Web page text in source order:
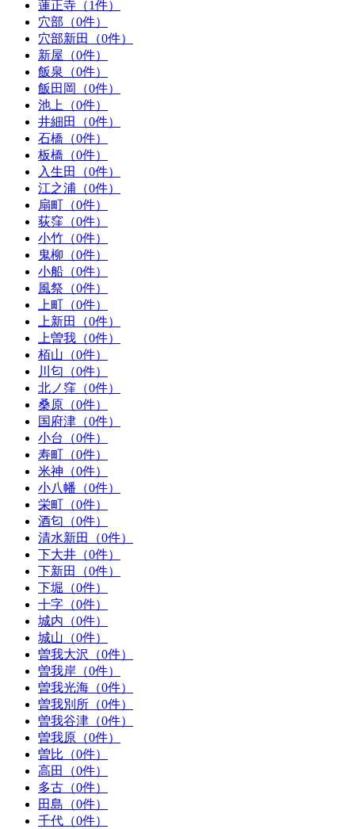
蓮正寺（1件）
穴部（0件）
穴部新田（0件）
新屋（0件）
飯泉（0件）
飯田岡（0件）
池上（0件）
井細田（0件）
石橋（0件）
板橋（0件）
入生田（0件）
江之浦（0件）
扇町（0件）
荻窪（0件）
小竹（0件）
鬼柳（0件）
小船（0件）
風祭（0件）
上町（0件）
上新田（0件）
上曽我（0件）
栢山（0件）
川匂（0件）
北ノ窪（0件）
桑原（0件）
国府津（0件）
小台（0件）
寿町（0件）
米神（0件）
小八幡（0件）
栄町（0件）
酒匂（0件）
清水新田（0件）
下大井（0件）
下新田（0件）
下堀（0件）
十字（0件）
城内（0件）
城山（0件）
曽我大沢（0件）
曽我岸（0件）
曽我光海（0件）
曽我別所（0件）
曽我谷津（0件）
曽我原（0件）
曽比（0件）
高田（0件）
多古（0件）
田島（0件）
千代（0件）